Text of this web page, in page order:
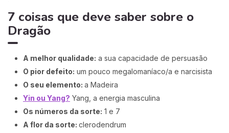
7 coisas que deve saber sobre o
Dragão
A melhor qualidade: a sua capacidade de persuasão
O pior defeito: um pouco megalomaníaco/a e narcisista
O seu elemento: a Madeira
Yin ou Yang? Yang, a energia masculina
Os números da sorte: 1 e 7
A flor da sorte: clerodendrum